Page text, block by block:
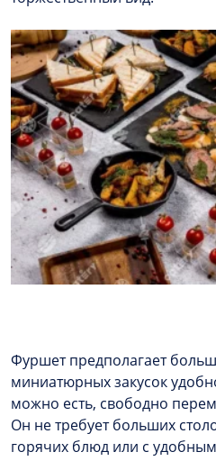
Фуршет предполагает
миниатюрных закусок
можно есть, свободно
Он не требует больших
горячих блюд или с